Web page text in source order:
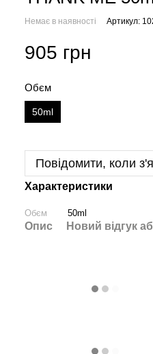
Немає в наявності Артикул:
905 грн
Обєм
50ml
Повідомити, коли
Характеристики
Обєм 50ml
Опис Новий відгук